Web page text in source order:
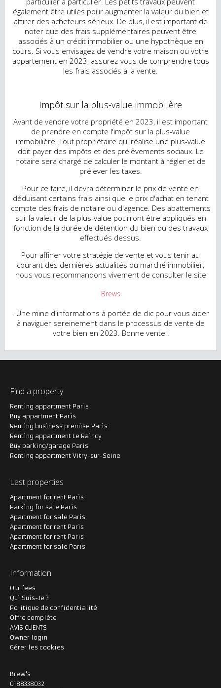
également être utiles pour augmenter la valeur du bien et
attirer des acheteurs sérieux. De plus, il est important de
noter que des frais supplémentaires peuvent être
associés à un crédit immobilier ou une hypothèque en
cours. Si vous envisagez de vendre votre maison ou votre
appartement en 2023, assurez-vous de comprendre tous
les frais associés à la vente.
Impôt sur la plus-value immobilière
Avant de vendre votre propriété en 2023, il est important
de prendre en compte l'impôt sur la plus-value
immobilière. Tout propriétaire qui réalise une plus-value
doit payer des impôts et des prélèvements sociaux. Le
notaire sera chargé de calculer le montant à régler et de
prélever les taxes.
Pour ce faire, il devra déterminer le prix de vente en
déduisant certains frais ainsi que le prix d'achat en tenant
compte des frais de notaire ou d'agence. Des abattements
sur la valeur de la plus-value pourront être appliqués en
fonction de la durée de détention du bien ou des travaux
effectués dessus.
Pour affiner votre stratégie de vente et vous tenir au
courant des dernières actualités du marché immobilier,
nous vous recommandons vivement de consulter le site
Brews
. Une mine d'informations à portée de clic pour vous aider
à naviguer sereinement dans le processus de vente de
votre bien en 2023. Bonne vente !
Find a property
Renting appartment Paris
Buy appartment Paris
Renting business premise Paris
Renting appartment Le Raincy
Buy parking/garage Paris
Renting appartment Vitry-sur-Seine
Last properties
Apartment for rent Paris
Parking for sale Paris
Apartment for sale Paris
Apartment for rent Paris
Apartment for rent Paris
Apartment for sale Paris
Information
Our fees
Qui Suis-Je ?
Politique de confidentialité
Offre complète
AVIS CLIENTS
Owner login
Gérer les cookies
Brew's
0188338032